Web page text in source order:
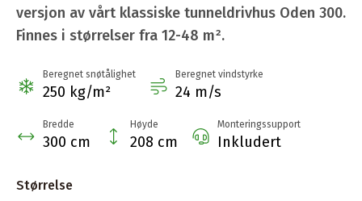
versjon av vårt klassiske tunnel­drivhus Oden 300.
Finnes i størrelser fra 12-48 m².
Beregnet snøtålighet
250 kg/m²
Beregnet vindstyrke
24 m/s
Bredde
300 cm
Høyde
208 cm
Monteringssupport
Inkludert
Størrelse